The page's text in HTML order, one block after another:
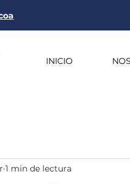
INICIO
1 min de lectura